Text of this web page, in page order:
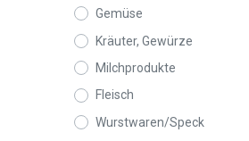
Gemüse
Kräuter, Gewürze
Milchprodukte
Fleisch
Wurstwaren/Speck